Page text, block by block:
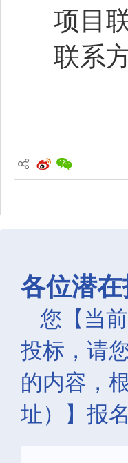
项目
联系
各位潜
您【当
投标，请
的内容，
址）】报名